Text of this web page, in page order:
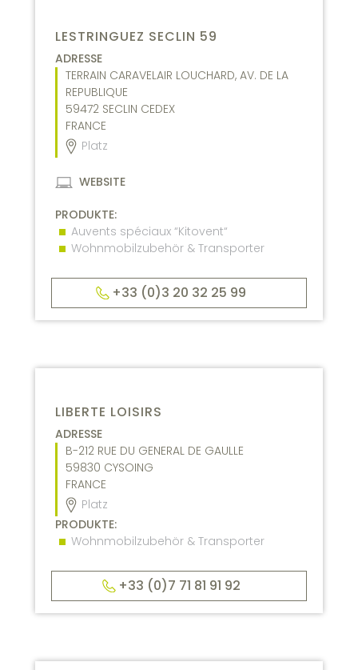
LESTRINGUEZ SECLIN 59
ADRESSE
TERRAIN CARAVELAIR LOUCHARD, AV. DE LA
REPUBLIQUE
59472 SECLIN CEDEX
FRANCE
Platz
WEBSITE
PRODUKTE:
Auvents spéciaux “Kitovent“
Wohnmobilzubehör & Transporter
+33 (0)3 20 32 25 99
LIBERTE LOISIRS
ADRESSE
B-212 RUE DU GENERAL DE GAULLE
59830 CYSOING
FRANCE
Platz
PRODUKTE:
Wohnmobilzubehör & Transporter
+33 (0)7 71 81 91 92